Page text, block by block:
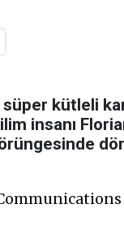
süper kütleli
insanı